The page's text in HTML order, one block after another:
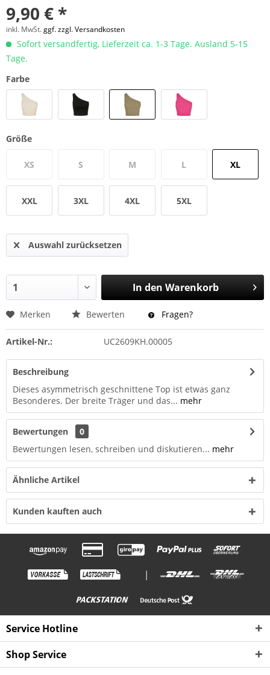
9,90 € *
inkl. MwSt.ggf. zzgl. Versandkosten
Sofort versandfertig, Lieferzeit ca. 1-3 Tage. Ausland 5-15
Tage.
Farbe
Größe
XS S M L XL
XXL 3XL 4XL 5XL
Auswahl zurücksetzen
In den Warenkorb
Merken Bewerten Fragen?
Artikel-Nr.: UC2609KH.00005
Beschreibung
Dieses asymmetrisch geschnittene Top ist etwas ganz
Besonderes. Der breite Träger und das... mehr
Bewertungen
0
Bewertungen lesen, schreiben und diskutieren... mehr
Ähnliche Artikel
Kunden kauften auch
|
Service Hotline
Shop Service